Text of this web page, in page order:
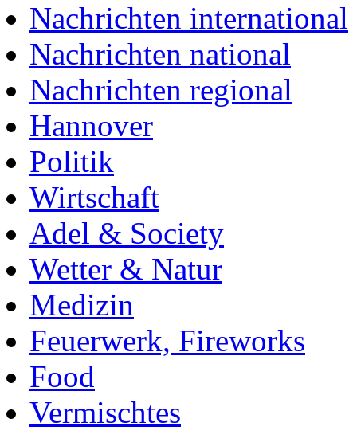
Nachrichten international
Nachrichten national
Nachrichten regional
Hannover
Politik
Wirtschaft
Adel & Society
Wetter & Natur
Medizin
Feuerwerk, Fireworks
Food
Vermischtes